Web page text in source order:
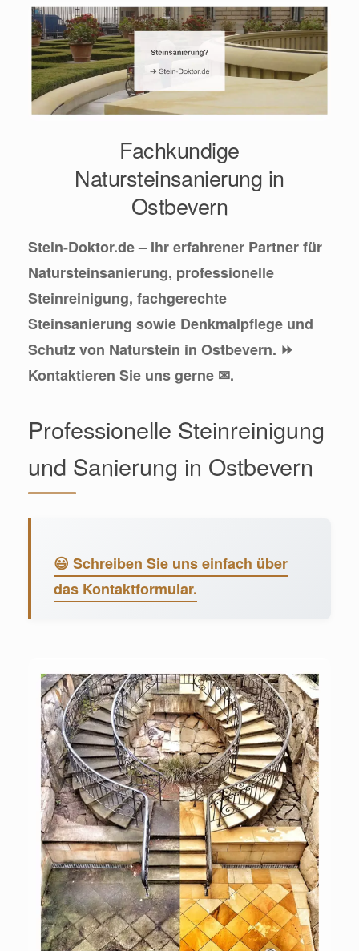
Fachkundige
Natursteinsanierung in
Ostbevern
Stein-Doktor.de – Ihr erfahrener Partner für
Natursteinsanierung, professionelle
Steinreinigung, fachgerechte
Steinsanierung sowie Denkmalpflege und
Schutz von Naturstein in Ostbevern. ⏩
Kontaktieren Sie uns gerne ✉.
Professionelle Steinreinigung
und Sanierung in Ostbevern
😃 Schreiben Sie uns einfach über
das Kontaktformular.